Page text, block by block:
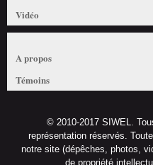
Vidéo
A propos
Témoins
© 2010-2017 SIWEL.
représentation réservés.
notre site (dépêches, photos,
de propriété